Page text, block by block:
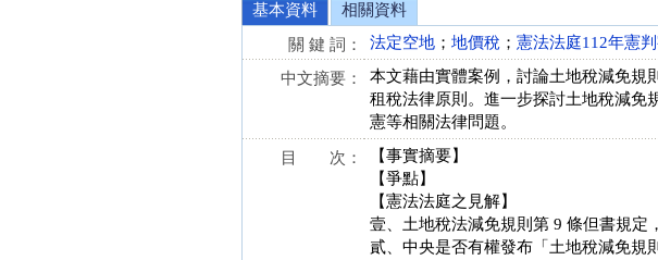
基本資料
相關資料
關 鍵 詞：
法定空地 ； 地價稅 ； 憲法法庭112年憲
中文摘要：
本文藉由實體案例，討論土地稅減免規
租稅法律原則。進一步探討土地稅減免
憲等相關法律問題。
目 次：
【事實摘要】
【爭點】
【憲法法庭之見解】
壹、土地稅法減免規則第 9 條但書規定
貳、中央是否有權發布「土地稅減免規